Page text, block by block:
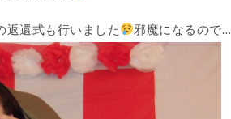
返還式も行いました 邪魔になるので…